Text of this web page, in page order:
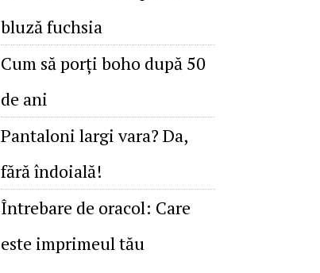
bluză fuchsia
Cum să porţi boho după 50
de ani
Pantaloni largi vara? Da,
fără îndoială!
Întrebare de oracol: Care
este imprimeul tău